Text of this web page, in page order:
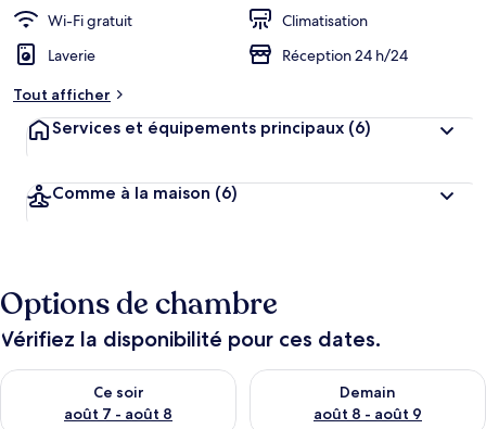
Wi-Fi gratuit
Climatisation
Laverie
Réception 24 h/24
Tout afficher
Services et équipements principaux (6)
Comme à la maison (6)
Options de chambre
Vérifiez la disponibilité pour ces dates.
Ce soir
août 7 - août 8
Vérifier la disponibilité pour ce soir août 7 - août 8
Demain
août 8 - août 9
Vérifier la disponibilité pour